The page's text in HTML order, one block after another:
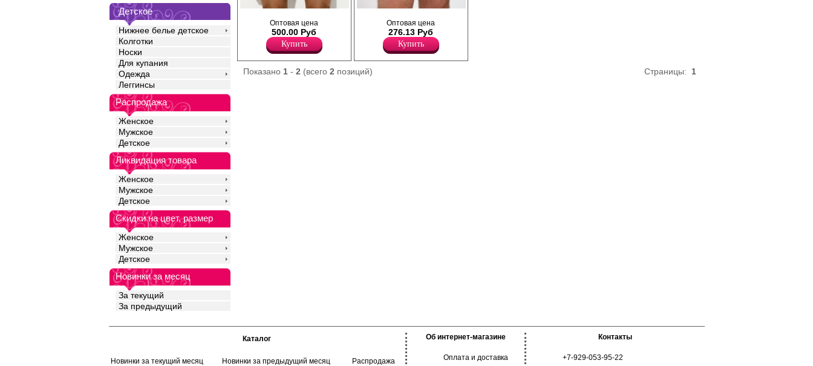
Детское
Нижнее белье детское
Колготки
Носки
Для купания
Одежда
Леггинсы
Распродажа
Женское
Мужское
Детское
Ликвидация товара
Женское
Мужское
Детское
Скидки на цвет, размер
Женское
Мужское
Детское
Новинки за месяц
За текущий
За предыдущий
силуэта с актуальным рисунком, из
высококачественного хлопка с
добавлением эластана, повышающий
прочность и качество одежды, создавая
идеальное облегание фигуры. Имеют
среднюю посадку, мягкую и эластичную
открытую резинку по талии с фирменным
Модель полностью закрывает ягодицы и
ограничивает движения и обеспечивает
комфорт в течении всего дня. Подходят как
занятий спортом.
Хлопок 95%
Эластан 5%
Оптовая цена
500.00 Руб
Купить
эластичного хлопка, короткая ножка,
прилегающий силуэт, профилированный
гульфик, внешняя жаккардовая резинка.
Хлопок 95%
Эластан 5%
Оптовая цена
276.13 Руб
Купить
Страницы: 1
Показано 1- 2(всего 2позиций)
Каталог
Новинки за текущий месяц Новинки за предыдущий месяц Распродажа
Об интернет-магазине
Оплата и доставка
Контакты
+7-929-053-95-22